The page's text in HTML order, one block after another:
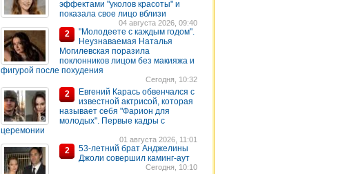
эффектами "уколов красоты" и
показала свое лицо вблизи
04 августа 2026, 09:40
2
"Молодеете с каждым годом".
Неузнаваемая Наталья
Могилевская поразила
поклонников лицом без макияжа и
фигурой после похудения
Сегодня, 10:32
2
Евгений Карась обвенчался с
известной актрисой, которая
называет себя "Фарион для
молодых". Первые кадры с
церемонии
01 августа 2026, 11:01
2
53-летний брат Анджелины
Джоли совершил каминг-аут
Сегодня, 10:10